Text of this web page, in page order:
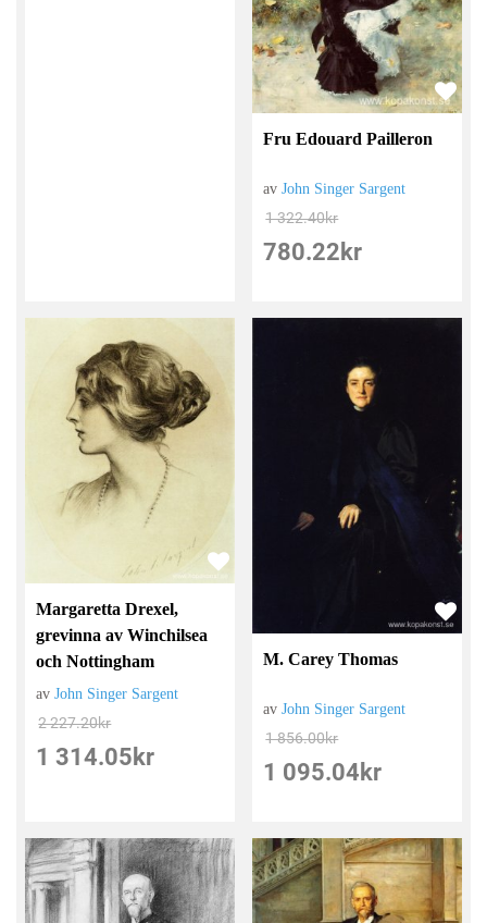
Fru Edouard Pailleron
avJohn Singer Sargent
1 322.40kr
780.22 kr
Margaretta Drexel,
grevinna av Winchilsea
och Nottingham
avJohn Singer Sargent
2 227.20kr
1 314.05 kr
M. Carey Thomas
avJohn Singer Sargent
1 856.00kr
1 095.04 kr